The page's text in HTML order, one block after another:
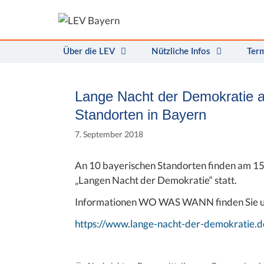
Über die LEV Nützliche Infos
Lange Nacht der Demokratie
Standorten in Bayern
7. September 2018
An 10 bayerischen Standorten finden am
„Langen Nacht der Demokratie“ statt.
Informationen WO WAS WANN finden Sie
https://www.lange-nacht-der-